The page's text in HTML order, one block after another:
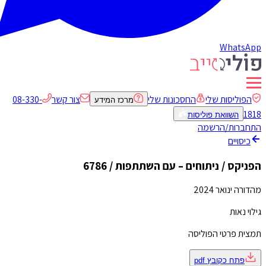
WhatsApp
הפוליסות שלי החסכונות שלי מרכז המידע צור קשר
08-330-
1818
השוואת פוליסות
התחברות/הרשמה
כיסויים
הפניקס / ניתוחים – עם השתתפות / 6786
מהדורה ינואר 2024
גילוי נאות
תמצית פרטי הפוליסה
פתח כקובץpdf